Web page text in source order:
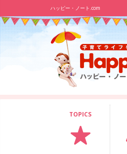
ハッピー・ノート.com
TOPICS